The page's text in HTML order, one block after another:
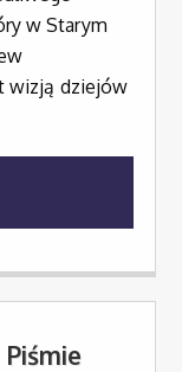
w Starym
wizją dziejów